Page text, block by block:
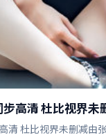
高清 杜比视界未
清 杜比视界未删减由